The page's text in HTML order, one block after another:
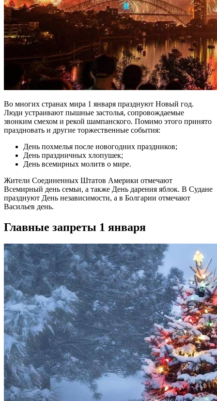
Во многих странах мира 1 января празднуют Новый год.
Люди устраивают пышные застолья, сопровождаемые
звонким смехом и рекой шампанского. Помимо этого принято
праздновать и другие торжественные события:
День похмелья после новогодних праздников;
День праздничных хлопушек;
День всемирных молитв о мире.
Жители Соединенных Штатов Америки отмечают
Всемирный день семьи, а также День дарения яблок. В Судане
празднуют День независимости, а в Болгарии отмечают
Васильев день.
Главные запреты 1 января